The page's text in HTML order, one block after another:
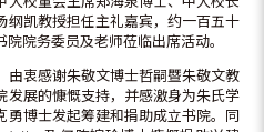
纲凯教授担任主礼嘉宾，约一百五十
院务委员及老师莅临出席活动。
由衷感谢朱敬文博士哲嗣暨朱敬文教
发展的慷慨支持，并感激身为朱氏学
勇博士发起筹建和捐助成立书院。同